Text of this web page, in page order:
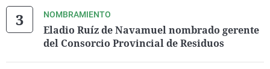
NOMBRAMIENTO
Eladio Ruíz de Navamuel nombrado gerente
del Consorcio Provincial de Residuos